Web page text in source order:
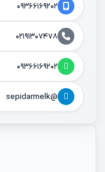
۰۹۳۶۶۱۶۹۲۰۲
۰۲۱۹۱۳۰۷۴۷۸
۰۹۳۶۶۱۶۹۲۰۲
@sepidarmelk